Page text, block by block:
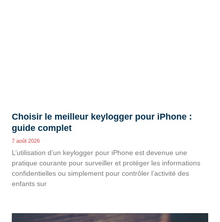
Choisir le meilleur keylogger pour iPhone :
guide complet
7 août 2026
L’utilisation d’un keylogger pour iPhone est devenue une
pratique courante pour surveiller et protéger les informations
confidentielles ou simplement pour contrôler l’activité des
enfants sur